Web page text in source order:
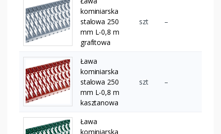
kominiarska
stalowa 250
mm L-0,8 m
grafitowa
szt –
Ława
kominiarska
stalowa 250
mm L-0,8 m
kasztanowa
szt –
Ława
kominiarska